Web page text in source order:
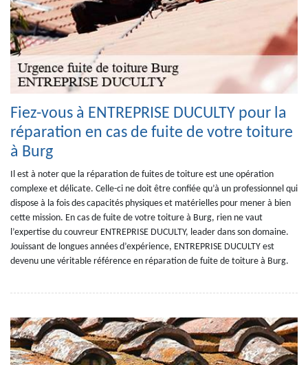
Fiez-vous à ENTREPRISE DUCULTY pour la
réparation en cas de fuite de votre toiture
à Burg
Il est à noter que la réparation de fuites de toiture est une opération
complexe et délicate. Celle-ci ne doit être confiée qu’à un professionnel qui
dispose à la fois des capacités physiques et matérielles pour mener à bien
cette mission. En cas de fuite de votre toiture à Burg, rien ne vaut
l’expertise du couvreur ENTREPRISE DUCULTY, leader dans son domaine.
Jouissant de longues années d’expérience, ENTREPRISE DUCULTY est
devenu une véritable référence en réparation de fuite de toiture à Burg.